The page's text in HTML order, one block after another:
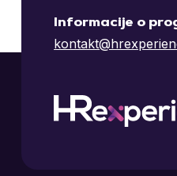
Informacije o